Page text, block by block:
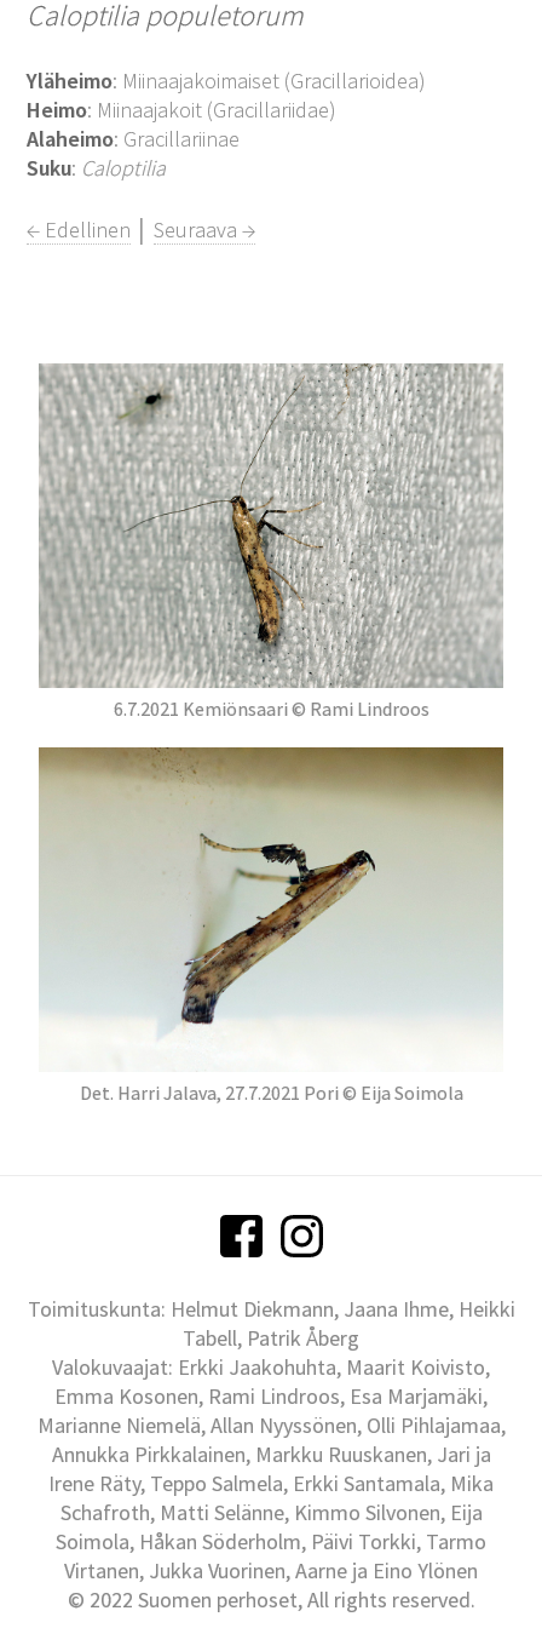
Caloptilia populetorum
Yläheimo: Miinaajakoimaiset (Gracillarioidea)
Heimo: Miinaajakoit (Gracillariidae)
Alaheimo: Gracillariinae
Suku: Caloptilia
← Edellinen │Seuraava →
6.7.2021 Kemiönsaari © Rami Lindroos
Det. Harri Jalava, 27.7.2021 Pori © Eija Soimola
Toimituskunta: Helmut Diekmann, Jaana Ihme, Heikki
Tabell, Patrik Åberg
Valokuvaajat: Erkki Jaakohuhta, Maarit Koivisto,
Emma Kosonen, Rami Lindroos, Esa Marjamäki,
Marianne Niemelä, Allan Nyyssönen, Olli Pihlajamaa,
Annukka Pirkkalainen, Markku Ruuskanen, Jari ja
Irene Räty, Teppo Salmela, Erkki Santamala, Mika
Schafroth, Matti Selänne, Kimmo Silvonen, Eija
Soimola, Håkan Söderholm, Päivi Torkki, Tarmo
Virtanen, Jukka Vuorinen, Aarne ja Eino Ylönen
© 2022 Suomen perhoset, All rights reserved.